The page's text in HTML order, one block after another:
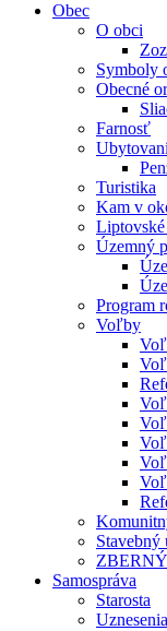
Obec
O obci
Symboly
Obecné
Farnosť
Turistika
Kam v
Územný
Program
Voľby
Stavebný
Samospráva
Starosta